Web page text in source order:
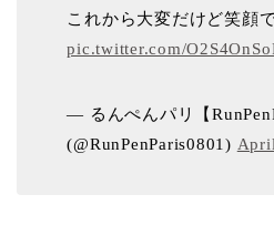
これから大変だけど笑顔
pic.twitter.com/
— るんぺんパリ【
(@RunPenParis0801)